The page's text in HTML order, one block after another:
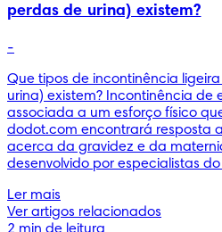
perdas de urina) existem?
-
Que tipos de incontinência
urina) existem? Incontinência de
associada a um esforço físico
dodot.com encontrará resposta
acerca da gravidez e da
desenvolvido por especialistas do
Ler mais
Ver artigos relacionados
2 min de leitura